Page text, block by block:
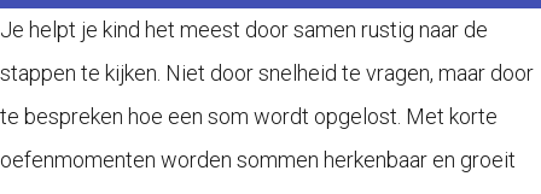
Je helpt je kind het meest door samen rustig naar de
stappen te kijken. Niet door snelheid te vragen, maar door
te bespreken hoe een som wordt opgelost. Met korte
oefenmomenten worden sommen herkenbaar en groeit